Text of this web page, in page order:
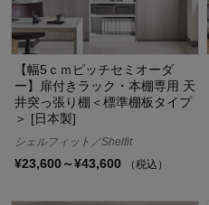
【幅5ｃｍピッチセミオーダ
ー】扉付きラック・本棚専用 天
井突っ張り棚＜標準棚板タイプ
＞ [日本製]
シェルフィット／Shelfit
¥23,600～¥43,600 （税込）